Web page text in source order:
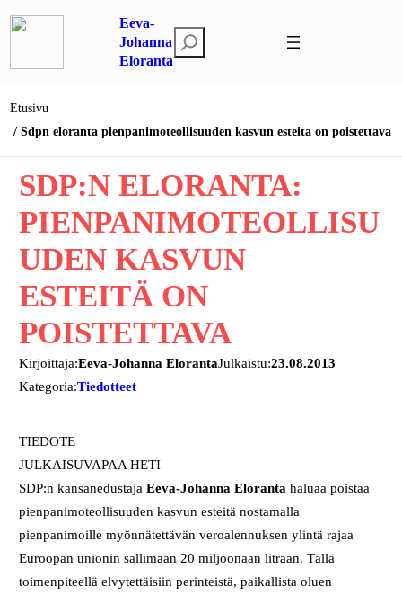
sisältöön
Eeva-
Johanna
Elorantat
s
Etusivu
Sdpn eloranta pienpanimoteollisuuden kasvun esteita on poistettava
SDP:N ELORANTA:
PIENPANIMOTEOLLISU
UDEN KASVUN
ESTEITÄ ON
POISTETTAVA
Kirjoittaja:Eeva-Johanna ElorantaJulkaistu:23.08.2013
Kategoria:Tiedotteet
TIEDOTE
JULKAISUVAPAA HETI
SDP:n kansanedustajaEeva-Johanna Elorantahaluaa poistaa
pienpanimoteollisuuden kasvun esteitä nostamalla
pienpanimoille myönnätettävän veroalennuksen ylintä rajaa
Euroopan unionin sallimaan 20 miljoonaan litraan. Tällä
toimenpiteellä elvytettäisiin perinteistä, paikallista oluen